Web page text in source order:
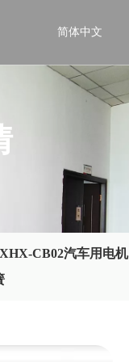
简体中文
XHX-CB02汽车用电机